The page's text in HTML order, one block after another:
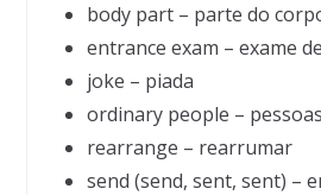
body part – parte do
entrance exam – exame
joke – piada
ordinary people –
rearrange – rearrumar
send (send, sent, sent) –